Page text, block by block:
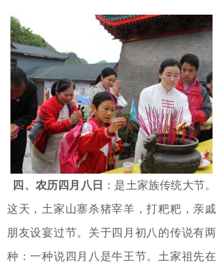
四、农历四月八日
：是土家族传统大节。
这天，土家山寨杀猪宰羊，打粑粑，亲戚
朋友设宴过节。关于四月初八的传说有两
种：一种说四月八是牛王节。土家祖先在